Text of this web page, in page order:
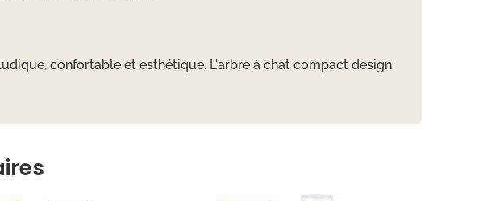
confortable et esthétique. L'arbre à chat compact design